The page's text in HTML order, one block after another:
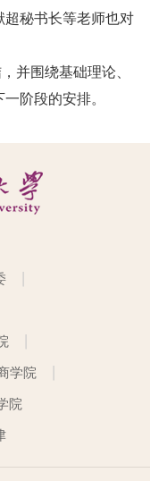
超秘书长等老师也对
并围绕基础理论、
阶段的安排。
学院
院